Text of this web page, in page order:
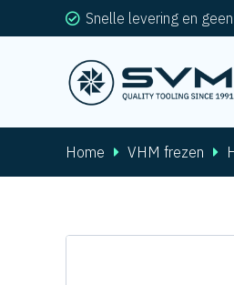
Snelle levering en
Home VHM frezen